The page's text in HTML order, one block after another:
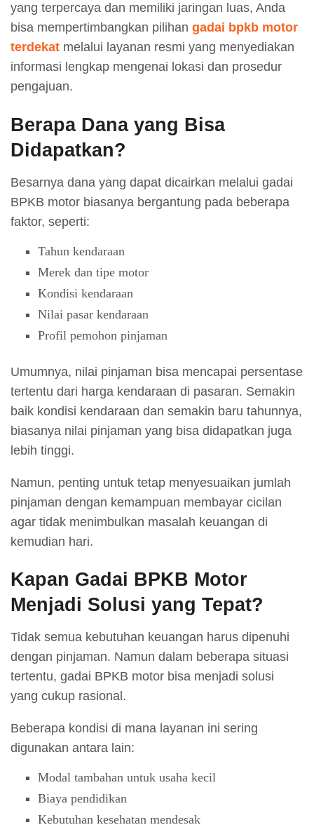
yang terpercaya dan memiliki jaringan luas, Anda
bisa mempertimbangkan pilihan gadai bpkb motor
terdekat melalui layanan resmi yang menyediakan
informasi lengkap mengenai lokasi dan prosedur
pengajuan.
Berapa Dana yang Bisa
Didapatkan?
Besarnya dana yang dapat dicairkan melalui gadai
BPKB motor biasanya bergantung pada beberapa
faktor, seperti:
Tahun kendaraan
Merek dan tipe motor
Kondisi kendaraan
Nilai pasar kendaraan
Profil pemohon pinjaman
Umumnya, nilai pinjaman bisa mencapai persentase
tertentu dari harga kendaraan di pasaran. Semakin
baik kondisi kendaraan dan semakin baru tahunnya,
biasanya nilai pinjaman yang bisa didapatkan juga
lebih tinggi.
Namun, penting untuk tetap menyesuaikan jumlah
pinjaman dengan kemampuan membayar cicilan
agar tidak menimbulkan masalah keuangan di
kemudian hari.
Kapan Gadai BPKB Motor
Menjadi Solusi yang Tepat?
Tidak semua kebutuhan keuangan harus dipenuhi
dengan pinjaman. Namun dalam beberapa situasi
tertentu, gadai BPKB motor bisa menjadi solusi
yang cukup rasional.
Beberapa kondisi di mana layanan ini sering
digunakan antara lain:
Modal tambahan untuk usaha kecil
Biaya pendidikan
Kebutuhan kesehatan mendesak